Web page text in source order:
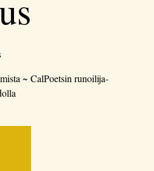
~ CalPoetsin runoilija-